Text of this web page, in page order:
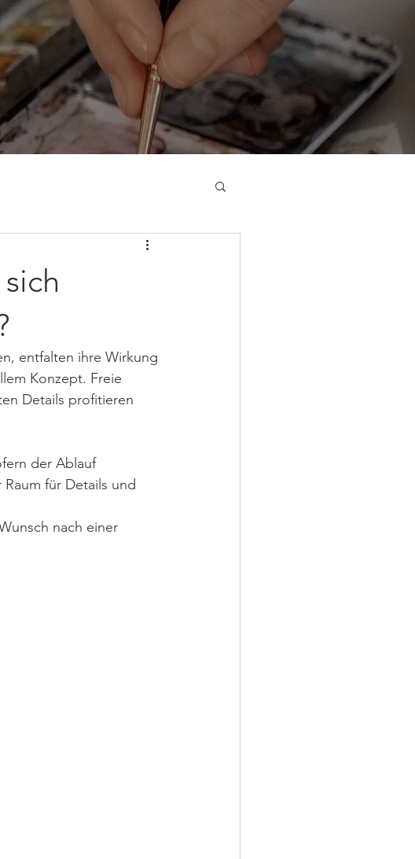
Über mich Online Shop
Anmelden
entfalten ihre Wirkung
Konzept. Freie
Details profitieren
der Ablauf
für Details und
nach einer